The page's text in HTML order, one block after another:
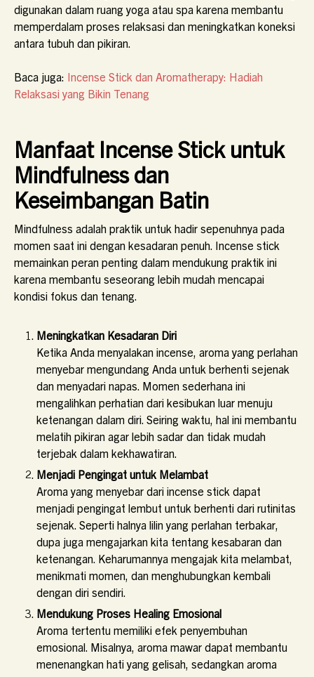
digunakan dalam ruang yoga atau spa karena membantu
memperdalam proses relaksasi dan meningkatkan koneksi
antara tubuh dan pikiran.
Baca juga: Incense Stick dan Aromatherapy: Hadiah
Relaksasi yang Bikin Tenang
Manfaat Incense Stick untuk
Mindfulness dan
Keseimbangan Batin
Mindfulness adalah praktik untuk hadir sepenuhnya pada
momen saat ini dengan kesadaran penuh. Incense stick
memainkan peran penting dalam mendukung praktik ini
karena membantu seseorang lebih mudah mencapai
kondisi fokus dan tenang.
Meningkatkan Kesadaran Diri
Ketika Anda menyalakan incense, aroma yang perlahan
menyebar mengundang Anda untuk berhenti sejenak
dan menyadari napas. Momen sederhana ini
mengalihkan perhatian dari kesibukan luar menuju
ketenangan dalam diri. Seiring waktu, hal ini membantu
melatih pikiran agar lebih sadar dan tidak mudah
terjebak dalam kekhawatiran.
Menjadi Pengingat untuk Melambat
Aroma yang menyebar dari incense stick dapat
menjadi pengingat lembut untuk berhenti dari rutinitas
sejenak. Seperti halnya lilin yang perlahan terbakar,
dupa juga mengajarkan kita tentang kesabaran dan
ketenangan. Keharumannya mengajak kita melambat,
menikmati momen, dan menghubungkan kembali
dengan diri sendiri.
Mendukung Proses Healing Emosional
Aroma tertentu memiliki efek penyembuhan
emosional. Misalnya, aroma mawar dapat membantu
menenangkan hati yang gelisah, sedangkan aroma